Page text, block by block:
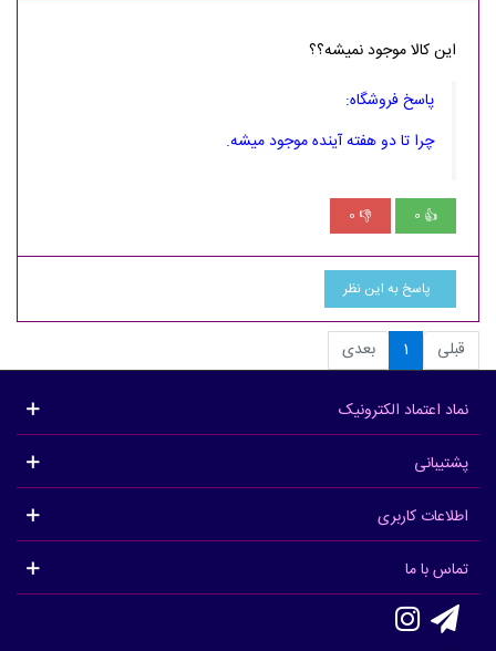
این کالا موجود نمیشه؟؟
پاسخ فروشگاه:
چرا تا دو هفته آینده موجود میشه.
👍
0
👎
0
پاسخ به این نظر
قبلی 1 بعدی
نماد اعتماد الکترونیک
پشتیبانی
اطلاعات کاربری
تماس با ما